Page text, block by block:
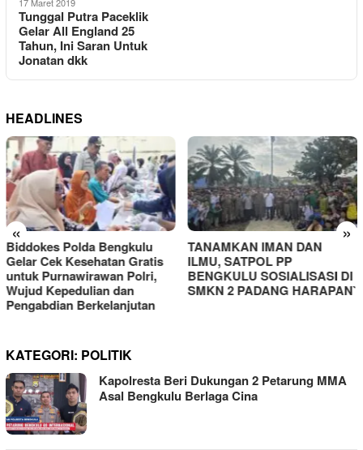
Tunggal Putra Paceklik
Gelar All England 25
Tahun, Ini Saran Untuk
Jonatan dkk
HEADLINES
« »
Biddokes Polda Bengkulu
Gelar Cek Kesehatan Gratis
untuk Purnawirawan Polri,
Wujud Kepedulian dan
Pengabdian Berkelanjutan
TANAMKAN IMAN DAN
ILMU, SATPOL PP
BENGKULU SOSIALISASI DI
SMKN 2 PADANG HARAPAN`
KATEGORI: POLITIK
Kapolresta Beri Dukungan 2 Petarung MMA
Asal Bengkulu Berlaga Cina